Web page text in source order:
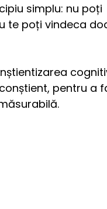
simplu: nu poți
te poți vindeca
pentru a